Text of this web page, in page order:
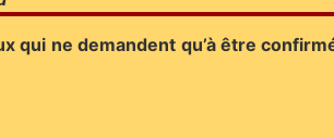
qui ne demandent qu’à être